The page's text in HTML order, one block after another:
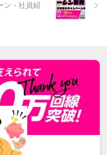
ン・社員紹